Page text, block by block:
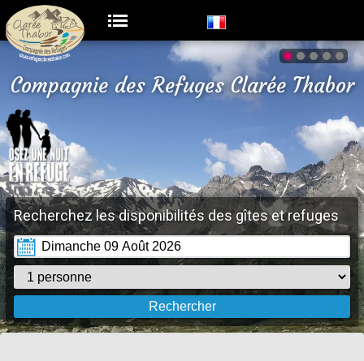
Compagnie des Refuges Clarée Thabor
Recherchez les disponibilités des gîtes et refuges